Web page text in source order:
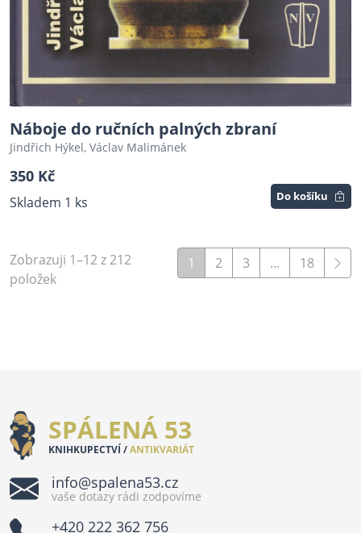
Náboje do ručních palných zbraní
Jindřich Hýkel, Václav Malimánek
350 Kč
Skladem 1 ks Do košíku
Zobrazuji 1–12 z 212
položek
1 2 3 ... 18
SPÁLENÁ 53
KNIHKUPECTVÍ /ANTIKVARIÁT
info@spalena53.cz
vaše dotazy rádi zodpovíme
+420 222 362 756